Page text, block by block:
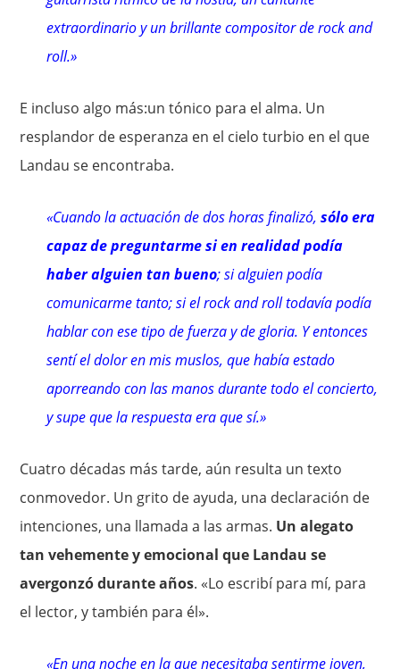
extraordinario y un brillante compositor de rock and
roll.»
E incluso algo más:un tónico para el alma. Un
resplandor de esperanza en el cielo turbio en el que
Landau se encontraba.
«Cuando la actuación de dos horas finalizó,sólo era
capaz de preguntarme si en realidad podía
haber alguien tan bueno; si alguien podía
comunicarme tanto; si el rock and roll todavía podía
hablar con ese tipo de fuerza y de gloria. Y entonces
sentí el dolor en mis muslos, que había estado
aporreando con las manos durante todo el concierto,
y supe que la respuesta era que sí.»
Cuatro décadas más tarde, aún resulta un texto
conmovedor. Un grito de ayuda, una declaración de
intenciones, una llamada a las armas. Un alegato
tan vehemente y emocional que Landau se
avergonzó durante años. «Lo escribí para mí, para
el lector, y también para él».
«En una noche en la que necesitaba sentirme joven,